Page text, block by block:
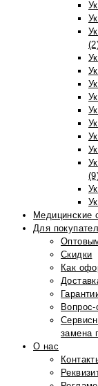
Медицинские
Для
Скидки
Как
Вопрос-
замена
О нас